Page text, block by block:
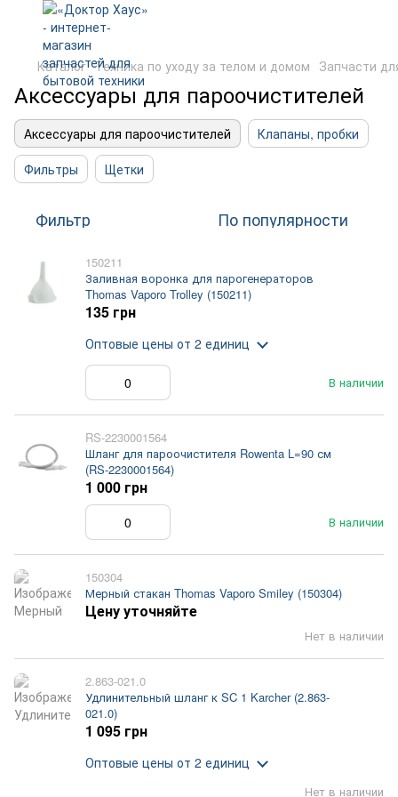
Каталог Техника по уходу за телом и домом Запчасти
Аксессуары для пароочистителей
Аксессуары для пароочистителей
Клапаны, пробки
Фильтры
Щетки
Фильтр По популярности
150211
Заливная воронка для парогенераторов
Thomas Vaporo Trolley (150211)
В наличии
135 грн
Оптовые цены от 2 единиц
RS-2230001564
Шланг для пароочистителя Rowenta L=90 см
(RS-2230001564)
В наличии
1 000 грн
150304
Мерный стакан Thomas Vaporo Smiley (150304)
Нет в наличии
Цену уточняйте
2.863-021.0
Удлинительный шланг к SC 1 Karcher (2.863-
021.0)
Нет в наличии
1 095 грн
Оптовые цены от 2 единиц